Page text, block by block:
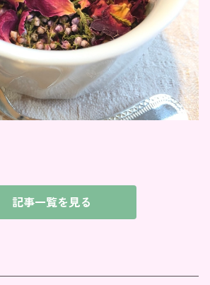
記事一覧を見る